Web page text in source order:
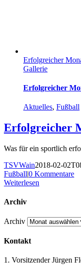
Erfolgreicher
Gallerie
Erfolgreicher
Aktuelles, Fußball
Erfolgreicher
Was für ein sportlich
TSVWain2018-02-
Fußball|0 Kommentare
Weiterlesen
Archiv
Archiv
Kontakt
1. Vorsitzender Jürgen